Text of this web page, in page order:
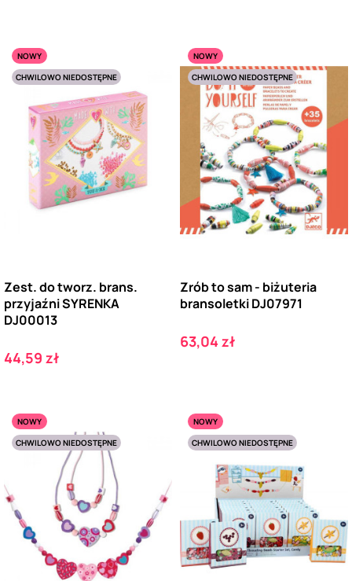
NOWY
CHWILOWO NIEDOSTĘPNE
Zest. do tworz. brans.
przyjaźni SYRENKA
DJ00013
Cena
44,59 zł
NOWY
CHWILOWO NIEDOSTĘPNE
Zrób to sam - biżuteria
bransoletki DJ07971
Cena
63,04 zł
NOWY
CHWILOWO NIEDOSTĘPNE
NOWY
CHWILOWO NIEDOSTĘPNE